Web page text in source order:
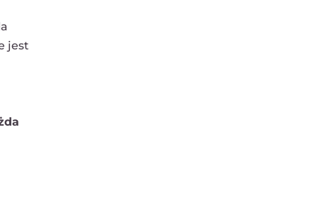
jest